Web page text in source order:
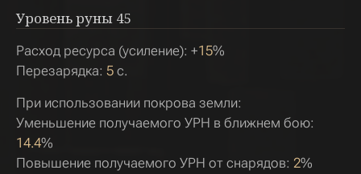
Уровень руны 45
Расход ресурса (усиление): +15%
Перезарядка: 5 с.
При использовании покрова земли:
Уменьшение получаемого УРН в ближнем бою:
14.4%
Повышение получаемого УРН от снарядов: 2%